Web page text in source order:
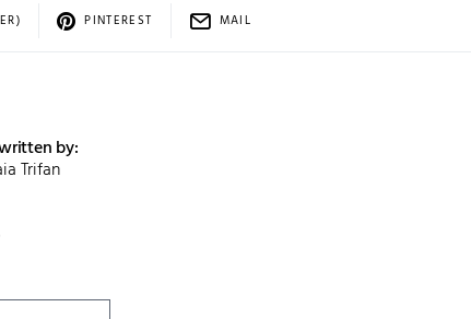
PINTEREST MAIL
by:
Trifan